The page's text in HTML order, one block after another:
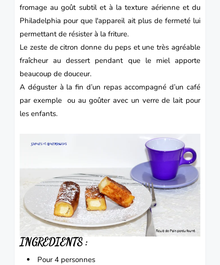
fromage au goût subtil et à la texture aérienne et du
Philadelphia pour que l'appareil ait plus de fermeté lui
permettant de résister à la friture.
Le zeste de citron donne du peps et une très agréable
fraîcheur audessertpendant que le miel apporte
beaucoup de douceur.
A déguster à la fin d’un repas accompagné d’un café
par exemple ou au goûter avec un verre de lait pour
les enfants.
INGRÉDIENTS :
Pour 4 personnes